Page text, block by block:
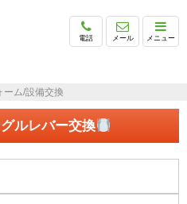
電話 メール メニュー
ーム/設備交換
ルレバー交換